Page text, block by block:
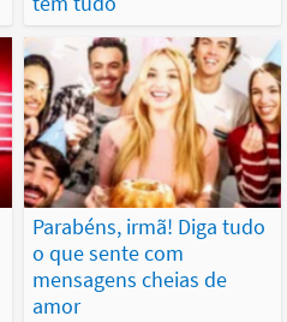
Parabéns, irmã! Diga tudo
o que sente com
mensagens cheias de
amor